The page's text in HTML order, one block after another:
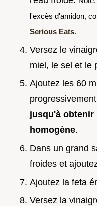
l'excès d'amidon,
Serious Eats.
Versez le
miel, le sel et le
Ajoutez les 60
jusqu'à obtenir
homogène.
Dans un grand
froides et
Ajoutez la feta
Versez la